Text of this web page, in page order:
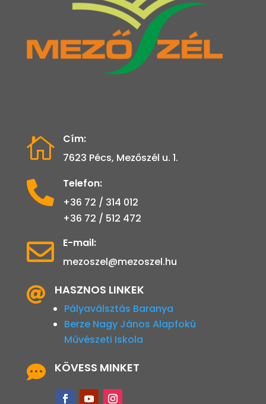

Cím:
7623 Pécs, Mezőszél u. 1.

Telefon:
+36 72 / 314 012
+36 72 / 512 472

E-mail:
mezoszel@mezoszel.hu
 HASZNOS LINKEK
Pályaválsztás Baranya
Berze Nagy János Alapfokú
Művészeti Iskola
 KÖVESS MINKET